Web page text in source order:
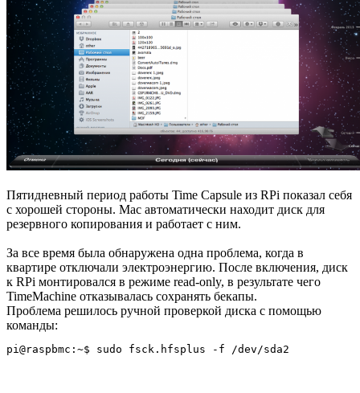
Пятидневный период работы Time Capsule из RPi показал себя
с хорошей стороны. Mac автоматически находит диск для
резервного копирования и работает с ним.
За все время была обнаружена одна проблема, когда в
квартире отключали электроэнергию. После включения, диск
к RPi монтировался в режиме read-only, в результате чего
TimeMachine отказывалась сохранять бекапы.
Проблема решилось ручной проверкой диска с помощью
команды: